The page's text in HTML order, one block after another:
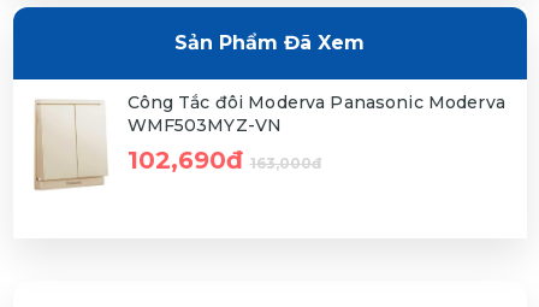
Sản Phẩm Đã Xem
Công Tắc đôi Moderva Panasonic Moderva
WMF503MYZ-VN
102,690đ 163,000đ